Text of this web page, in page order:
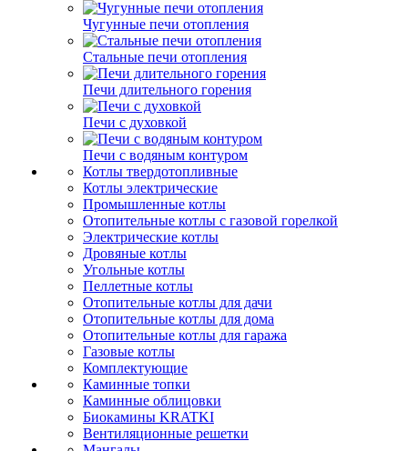
Чугунные печи отопления
Стальные печи отопления
Печи длительного горения
Печи с духовкой
Печи с водяным контуром
Котлы твердотопливные
Котлы электрические
Промышленные котлы
Отопительные котлы с газовой горелкой
Электрические котлы
Дровяные котлы
Угольные котлы
Пеллетные котлы
Отопительные котлы для дачи
Отопительные котлы для дома
Отопительные котлы для гаража
Газовые котлы
Комплектующие
Каминные топки
Каминные облицовки
Биокамины KRATKI
Вентиляционные решетки